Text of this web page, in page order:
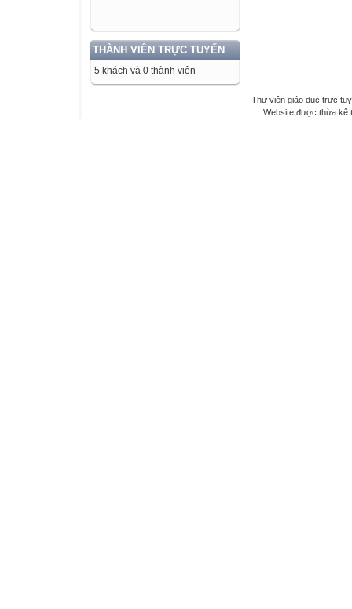
THÀNH VIÊN TRỰC TUYẾN
5 khách và 0 thành viên
Thư viện giáo dục trực
Website được thừa kế